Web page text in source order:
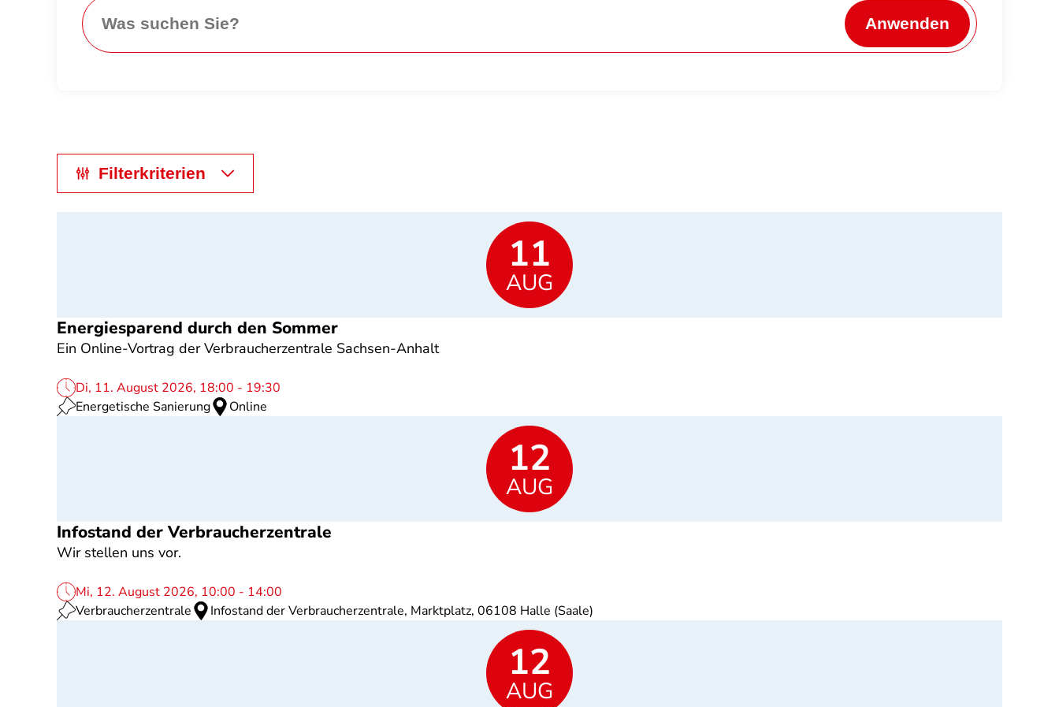
Anwenden
Filterkriterien
11
AUG
Energiesparend durch den Sommer
Ein Online-Vortrag der Verbraucherzentrale Sachsen-Anhalt
Di, 11. August 2026, 18:00 - 19:30
Energetische Sanierung
Online
12
AUG
Infostand der Verbraucherzentrale
Wir stellen uns vor.
Mi, 12. August 2026, 10:00 - 14:00
Verbraucherzentrale
Infostand der Verbraucherzentrale, Marktplatz, 06108 Halle (Saale)
12
AUG